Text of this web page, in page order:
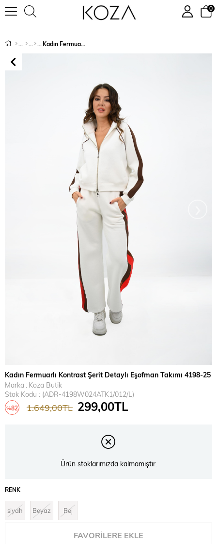
0
Kadın Fermuarlı Kontrast Şerit Detaylı Eşofman Takımı 4198-25
Kadın Fermuarlı Kontrast Şerit Detaylı Eşofman Takımı 4198-25
Marka : Koza Butik
Stok Kodu
(ADR-4198W024ATK1/012/L)
%82 1.649,00TL 299,00TL
Ürün stoklarımızda kalmamıştır.
RENK
siyah Beyaz Bej
FAVORILERE EKLE